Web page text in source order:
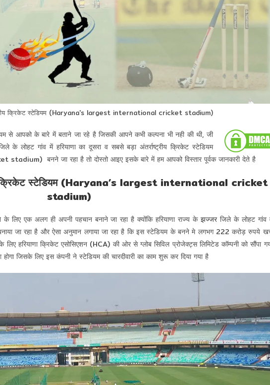
क्रिकेट स्टेडियम (Haryana's largest international cricket stadium)
से आपको के बारे में बताने जा रहे है जिसकी आपने कभी कल्पना भी नही की थी, जी
के लोहट गांव में हरियाणा का दूसरा व सबसे बड़ा अंतर्राष्ट्रीय क्रिकेट स्टेडियम
बनने जा रहा है तो दोस्तो आइए इसके बारे में हम आपको विस्तार पूर्वक जानकारी देते है
क्रिकेट स्टेडियम (Haryana’s largest international cricket
stadium)
के लिए एक अलग ही अपनी पहचान बनाने जा रहा है क्योंकि हरियाणा राज्य केझज्जरजिले के लोहट गांव
बनाया जा रहा है और ऐसा अनुमान लगाया जा रहा है कि इस स्टेडियम के बनने मे लगभग 222 करोड़ रुपये
लिए हरियाणा क्रिकेट एसोसिएशन (HCA) की ओर से ग्लोब सिविल प्रोजेक्ट्स लिमिटेड कॉम्पनी को सौंपा
जिसके लिए इस कंपनी ने स्टेडियम की चारदीवारी का काम शुरू कर दिया गया है